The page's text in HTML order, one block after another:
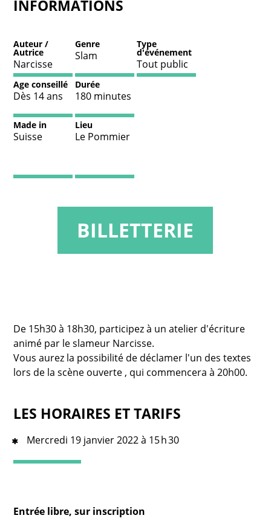
INFORMATIONS
Auteur /
Autrice
Narcisse
Genre
Slam
Type
d'événement
Tout public
Age conseillé
Dès 14 ans
Durée
180 minutes
Made in
Suisse
Lieu
Le Pommier
BILLETTERIE
De 15h30 à 18h30, participez à un atelier d'écriture
animé par le slameur Narcisse.
Vous aurez la possibilité de déclamer l'un des textes
lors de la scène ouverte , qui commencera à 20h00.
LES HORAIRES ET TARIFS
Mercredi 19 janvier 2022 à 15 h 30
Entrée libre, sur inscription